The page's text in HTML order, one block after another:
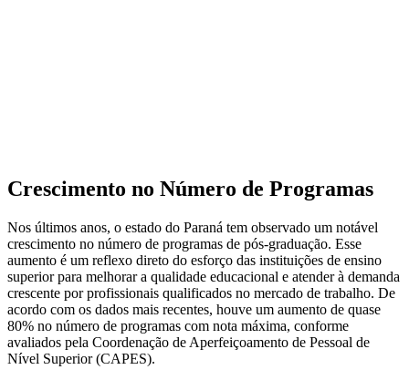
Crescimento no Número de Programas
Nos últimos anos, o estado do Paraná tem observado um notável
crescimento no número de programas de pós-graduação. Esse
aumento é um reflexo direto do esforço das instituições de ensino
superior para melhorar a qualidade educacional e atender à demanda
crescente por profissionais qualificados no mercado de trabalho. De
acordo com os dados mais recentes, houve um aumento de quase
80% no número de programas com nota máxima, conforme
avaliados pela Coordenação de Aperfeiçoamento de Pessoal de
Nível Superior (CAPES).